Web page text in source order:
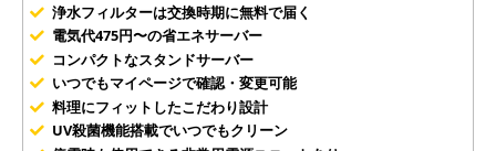
浄水フィルターは交換時期に無料で届く
電気代475円〜の省エネサーバー
コンパクトなスタンドサーバー
いつでもマイページで確認・変更可能
料理にフィットしたこだわり設計
UV殺菌機能搭載でいつでもクリーン